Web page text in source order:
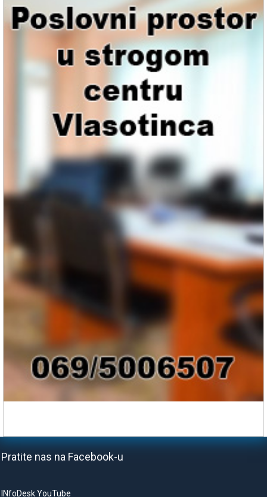
Pratite nas na Facebook-u
INfoDesk YouTube